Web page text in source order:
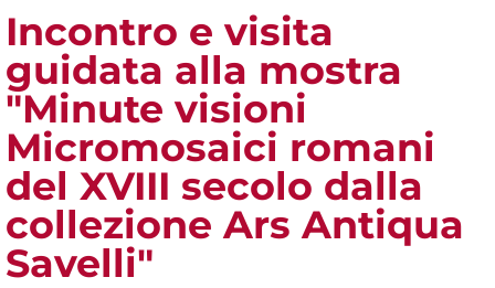
Incontro e visita
guidata alla mostra
"Minute visioni
Micromosaici romani
del XVIII secolo dalla
collezione Ars Antiqua
Savelli"